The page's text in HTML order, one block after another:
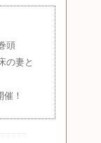
頭
の妻と
！